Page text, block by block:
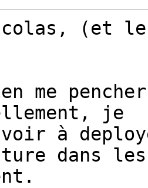
(et
me
je
à
dans